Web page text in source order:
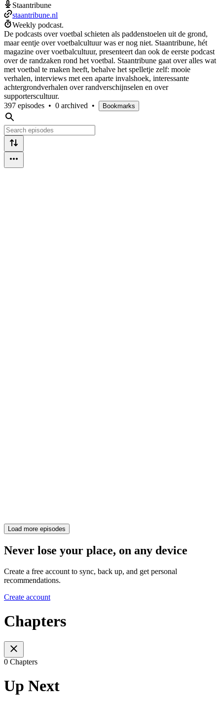
Staantribune
staantribune.nl
Weekly podcast.
De podcasts over voetbal schieten als paddenstoelen uit de grond,
maar eentje over voetbalcultuur was er nog niet. Staantribune, hét
magazine over voetbalcultuur, presenteert dan ook de eerste podcast
over de randzaken rond het voetbal. Staantribune gaat over alles wat
met voetbal te maken heeft, behalve het spelletje zelf: mooie
verhalen, interviews met een aparte invalshoek, interessante
achtergrondverhalen over randverschijnselen en over
supporterscultuur.
397 episodes • 0 archived • Bookmarks
Load more episodes
Never lose your place, on any device
Create a free account to sync, back up, and get personal
recommendations.
Create account
Chapters
0 Chapters
Up Next